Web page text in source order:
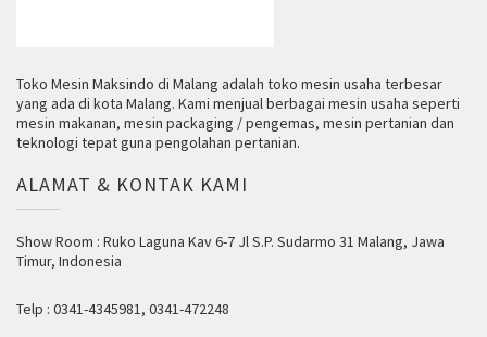
Toko Mesin Maksindo di Malang adalah toko mesin usaha terbesar
yang ada di kota Malang. Kami menjual berbagai mesin usaha seperti
mesin makanan, mesin packaging / pengemas, mesin pertanian dan
teknologi tepat guna pengolahan pertanian.
ALAMAT & KONTAK KAMI
Show Room : Ruko Laguna Kav 6-7 Jl S.P. Sudarmo 31 Malang, Jawa
Timur, Indonesia
Telp : 0341-4345981, 0341-472248